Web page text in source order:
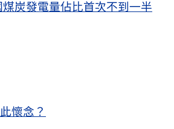
炭發電量佔比首次不到一半
懷念？